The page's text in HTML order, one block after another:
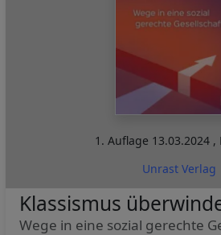
1. Auflage 13.03.2024 ,
Unrast Verlag
Klassismus
Wege in eine sozial gerechte